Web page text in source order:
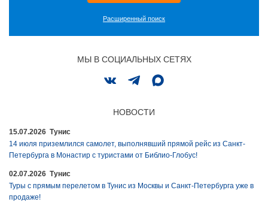
Расширенный поиск
МЫ В СОЦИАЛЬНЫХ СЕТЯХ
НОВОСТИ
15.07.2026 Тунис
14 июля приземлился самолет, выполнявший прямой рейс из Санкт-
Петербурга в Монастир с туристами от Библио-Глобус!
02.07.2026 Тунис
Туры с прямым перелетом в Тунис из Москвы и Санкт-Петербурга уже в
продаже!